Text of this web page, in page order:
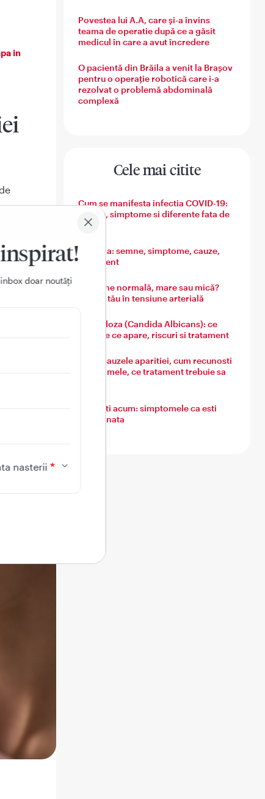
in
are
doar noutǎți
nasterii
Povestea lui A.A, care și-a învins
teama de operatie după ce a găsit
medicul în care a avut încredere
O pacientă din Brăila a venit la Brașov
pentru o operație robotică care i-a
rezolvat o problemă abdominală
complexă
Cele mai citite
Cum se manifesta infectia COVID-19:
semne, simptome si diferente fata de
gripa
Varicela: semne, simptome, cauze,
tratament
Tensiune normală, mare sau mică?
Ghidul tău în tensiune arterială
Candidoza (Candida Albicans): ce
este, de ce apare, riscuri si tratament
Guta: cauzele aparitiei, cum recunosti
simptomele, ce tratament trebuie sa
Ce simti acum: simptomele ca esti
insarcinata